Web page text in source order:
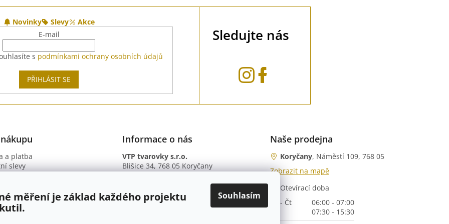
měření je základ každého projektu
Souhlasím
Novinky Slevy
Akce
E-mail
s podmínkami ochrany osobních údajů
PŘIHLÁSIT SE
Sledujte nás
a platba
slevy
ochrany osobních údajů
Informace o nás
VTP tvarovky s.r.o.
Blišice 34, 768 05 Koryčany
B. ú.: 2301934375/2010 (Fio banka)
Naše prodejna
Koryčany, Náměstí 109, 768 05
Zobrazit na mapě
Otevírací doba
Po - Čt
06:00 - 07:00
07:30 - 15:30